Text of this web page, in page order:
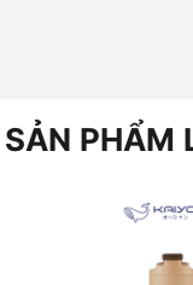
SẢN PHẨM